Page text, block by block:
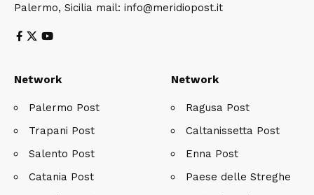
Palermo, Sicilia mail: info@meridiopost.it
Network
Palermo Post
Trapani Post
Salento Post
Catania Post
Network
Ragusa Post
Caltanissetta Post
Enna Post
Paese delle Streghe